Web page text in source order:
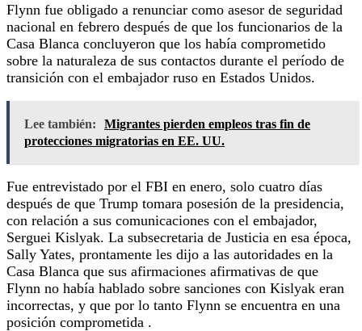
Flynn fue obligado a renunciar como asesor de seguridad
nacional en febrero después de que los funcionarios de la
Casa Blanca concluyeron que los había comprometido
sobre la naturaleza de sus contactos durante el período de
transición con el embajador ruso en Estados Unidos.
Lee también:
Migrantes pierden empleos tras fin de
protecciones migratorias en EE. UU.
Fue entrevistado por el FBI en enero, solo cuatro días
después de que Trump tomara posesión de la presidencia,
con relación a sus comunicaciones con el embajador,
Serguei Kislyak. La subsecretaria de Justicia en esa época,
Sally Yates, prontamente les dijo a las autoridades en la
Casa Blanca que sus afirmaciones afirmativas de que
Flynn no había hablado sobre sanciones con Kislyak eran
incorrectas, y que por lo tanto Flynn se encuentra en una
posición comprometida .